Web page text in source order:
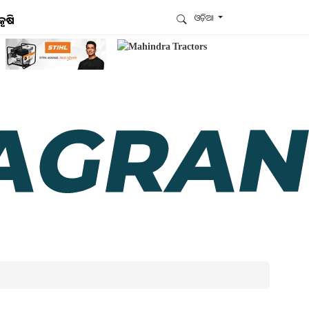
ଓଡ଼ିଆ
ଆମେ ହ୍ବାଟ୍ସଆପ୍‌ରେ ଅଛୁ ! ଆମ ହ୍ବାଟ୍ସଆପ ଗ୍ରୁପରେ
ଏବଂ ଆପଙ୍କୁ ଆବଶ୍ୟକ ହେଉଥିବା ସବୁ
ଗୁରୁତ୍ବପୂର୍ଣ୍ଣ ଅପଡେଟ୍‌ ପାଆନ୍ତୁ ପ୍ରତିଦିନ ।